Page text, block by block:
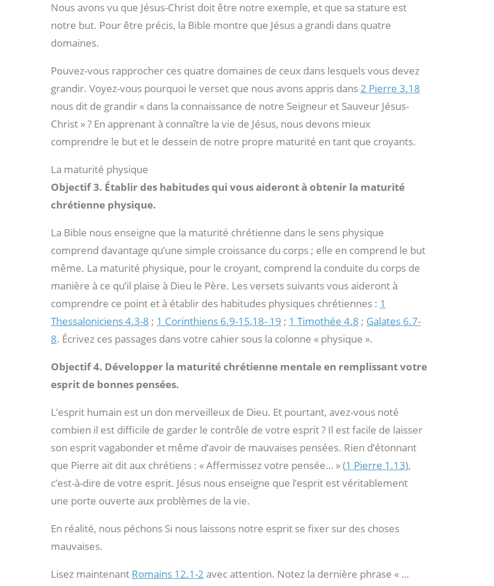
Nous avons vu que Jésus-Christ doit être notre exemple, et que sa stature est
notre but. Pour être précis, la Bible montre que Jésus a grandi dans quatre
domaines.
Pouvez-vous rapprocher ces quatre domaines de ceux dans lesquels vous devez
grandir. Voyez-vous pourquoi le verset que nous avons appris dans2 Pierre 3.18
nous dit de grandir « dans la connaissance de notre Seigneur et Sauveur Jésus-
Christ » ? En apprenant à connaître la vie de Jésus, nous devons mieux
comprendre le but et le dessein de notre propre maturité en tant que croyants.
La maturité physique
Objectif 3. Établir des habitudes qui vous aideront à obtenir la maturité
chrétienne physique.
La Bible nous enseigne que la maturité chrétienne dans le sens physique
comprend davantage qu’une simple croissance du corps ; elle en comprend le but
même. La maturité physique, pour le croyant, comprend la conduite du corps de
manière à ce qu’il plaise à Dieu le Père. Les versets suivants vous aideront à
comprendre ce point et à établir des habitudes physiques chrétiennes : 1
Thessaloniciens 4.3-8 ; 1 Corinthiens 6.9-15,18- 19 ; 1 Timothée 4.8 ; Galates 6.7-
8. Écrivez ces passages dans votre cahier sous la colonne « physique ».
Objectif 4. Développer la maturité chrétienne mentale en remplissant votre
esprit de bonnes pensées.
L’esprit humain est un don merveilleux de Dieu. Et pourtant, avez-vous noté
combien il est difficile de garder le contrôle de votre esprit ? Il est facile de laisser
son esprit vagabonder et même d’avoir de mauvaises pensées. Rien d’étonnant
que Pierre ait dit aux chrétiens : « Affermissez votre pensée… » (1 Pierre 1.13),
c’est-à-dire de votre esprit. Jésus nous enseigne que l’esprit est véritablement
une porte ouverte aux problèmes de la vie.
En réalité, nous péchons Si nous laissons notre esprit se fixer sur des choses
mauvaises.
Lisez maintenant Romains 12.1-2 avec attention. Notez la dernière phrase « …